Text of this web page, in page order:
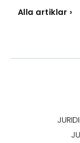
Alla artiklar ›